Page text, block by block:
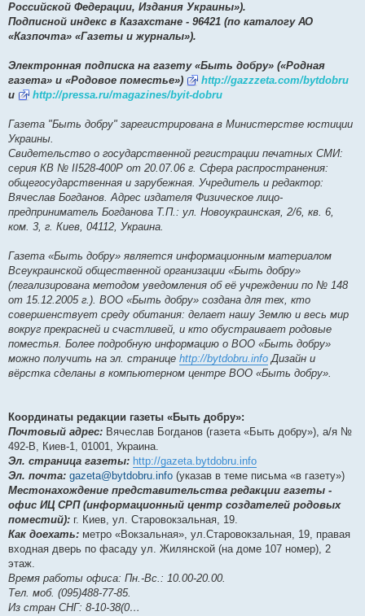
Российской Федерации, Издания Украины»).
Подписной индекс в Казахстане - 96421 (по каталогу АО
«Казпочта» «Газеты и журналы»).
Электронная подписка на газету «Быть добру» («Родная
газета» и «Родовое поместье»)
http://gazzzeta.com/bytdobru
и
http://pressa.ru/magazines/byit-dobru
Газета "Быть добру" зарегистрирована в Министерстве юстиции
Украины.
Свидетельство о государственной регистрации печатных СМИ:
серия КВ № ІІ528-400Р от 20.07.06 г. Сфера распространения:
общегосударственная и зарубежная. Учредитель и редактор:
Вячеслав Богданов. Адрес издателя Физическое лицо-
предприниматель Богданова Т.П.: ул. Новоукраинская, 2/6, кв. 6,
ком. 3, г. Киев, 04112, Украина.
Газета «Быть добру» является информационным материалом
Всеукраинской общественной организации «Быть добру»
(легализирована методом уведомления об её учреждении по № 148
от 15.12.2005 г.). ВОО «Быть добру» создана для тех, кто
совершенствует среду обитания: делает нашу Землю и весь мир
вокруг прекрасней и счастливей, и кто обустраивает родовые
поместья. Более подробную информацию о ВОО «Быть добру»
можно получить на эл. странице http://bytdobru.info Дизайн и
вёрстка сделаны в компьютерном центре ВОО «Быть добру».
Координаты редакции газеты «Быть добру»:
Почтовый адрес: Вячеслав Богданов (газета «Быть добру»), а/я №
492-В, Киев-1, 01001, Украина.
Эл. страница газеты: http://gazeta.bytdobru.info
Эл. почта: gazeta@bytdobru.info (указав в теме письма «в газету»)
Местонахождение представительства редакции газеты -
офис ИЦ СРП (информационный центр создателей родовых
поместий): г. Киев, ул. Старовокзальная, 19.
Как доехать: метро «Вокзальная», ул.Старовокзальная, 19, правая
входная дверь по фасаду ул. Жилянской (на доме 107 номер), 2
этаж.
Время работы офиса: Пн.-Вс.: 10.00-20.00.
Тел. моб. (095)488-77-85.
Из стран СНГ: 8-10-38(0…